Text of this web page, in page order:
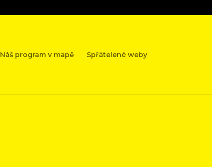
Náš program v mapě Spřátelené weby